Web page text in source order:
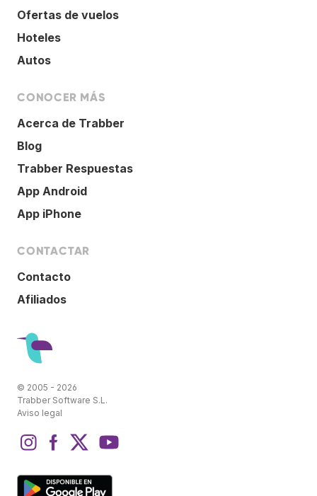
Ofertas de vuelos
Hoteles
Autos
CONOCER MÁS
Acerca de Trabber
Blog
Trabber Respuestas
App Android
App iPhone
CONTACTAR
Contacto
Afiliados
© 2005 - 2026
Trabber Software S.L.
Aviso legal